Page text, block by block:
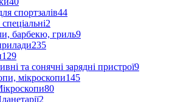
спортзалів44
2
барбекю, гриль9
235
129
та сонячні зарядні пристрої9
мікроскопи145
80
2